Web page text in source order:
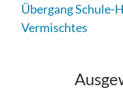
Übergang Schule-
Vermischtes